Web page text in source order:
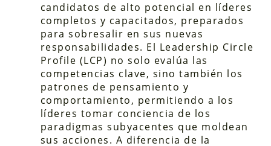
candidatos de alto potencial en líderes
completos y capacitados, preparados
para sobresalir en sus nuevas
responsabilidades. El Leadership Circle
Profile (LCP) no solo evalúa las
competencias clave, sino también los
patrones de pensamiento y
comportamiento, permitiendo a los
líderes tomar conciencia de los
paradigmas subyacentes que moldean
sus acciones. A diferencia de la